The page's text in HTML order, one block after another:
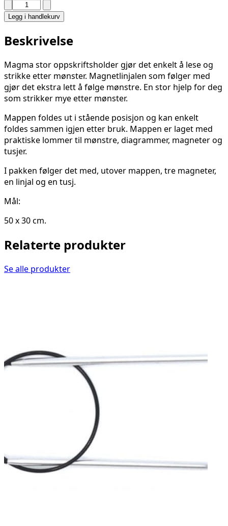
MAGMA
OPPSKRIFTSHOLDER
antall
Legg i handlekurv
Beskrivelse
Magma stor oppskriftsholder gjør det enkelt å lese og
strikke etter mønster. Magnetlinjalen som følger med
gjør det ekstra lett å følge mønstre. En stor hjelp for deg
som strikker mye etter mønster.
Mappen foldes ut i stående posisjon og kan enkelt
foldes sammen igjen etter bruk. Mappen er laget med
praktiske lommer til mønstre, diagrammer, magneter og
tusjer.
I pakken følger det med, utover mappen, tre magneter,
en linjal og en tusj.
Mål:
50 x 30 cm.
Relaterte produkter
Se alle produkter